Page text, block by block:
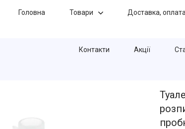
Головна Товари Доставка,
Контакти Акції